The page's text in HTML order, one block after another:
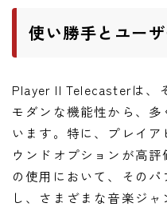
使い勝手とユー
Player II Telecasterは、
モダンな機能性から、
います。特に、プレイ
ウンドオプションが高
の使用において、その
し、さまざまな音楽ジャ